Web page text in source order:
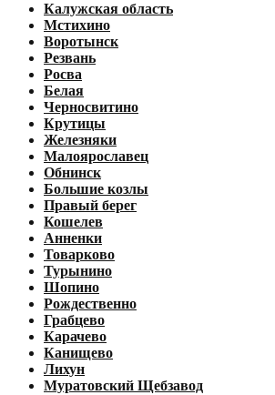
Калужская область
Мстихино
Воротынск
Резвань
Росва
Белая
Черносвитино
Крутицы
Железняки
Малоярославец
Обнинск
Большие козлы
Правый берег
Кошелев
Анненки
Товарково
Турынино
Шопино
Рождественно
Грабцево
Карачево
Канищево
Лихун
Муратовский Щебзавод